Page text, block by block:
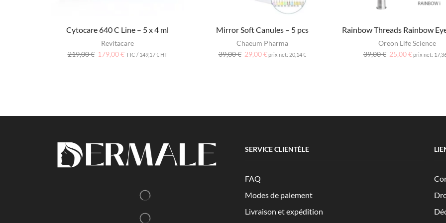
Cytocare 640 C Line – 5 x 4 ml
Revitacare
219,00€ 179,00€ TTC / 149,17€HT
Mirror Soft Canules – 5 pcs
Chaeum Pharma
39,00€ 29,00€prix net: 20,14€
Rainbow Threads Rainbow
Oreon Life Science
39,00€ 25,00€prix net:
SERVICE CLIENTÈLE
FAQ
Modes de paiement
Livraison et expédition